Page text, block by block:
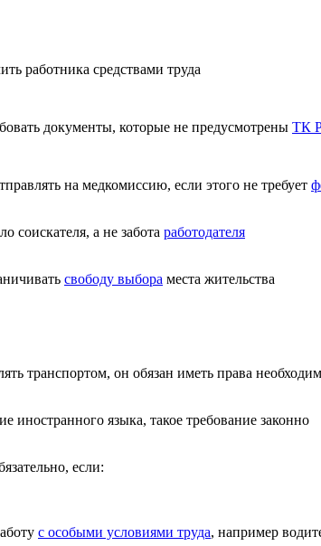
работника средствами труда
документы, которые не предусмотрены ТК
на медкомиссию, если этого не требует
соискателя, а не забота работодателя
свободу выбора места жительства
транспортом, он обязан иметь права
иностранного языка, такое требование законно
если:
с особыми условиями труда, например